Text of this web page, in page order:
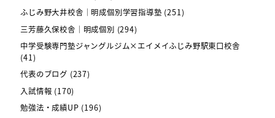
ふじみ野大井校舎｜明成個別学習指導塾 (251)
三芳藤久保校舎｜明成個別 (294)
中学受験専門塾ジャングルジム×エイメイふじみ野駅東口校舎
(41)
代表のブログ (237)
入試情報 (170)
勉強法・成績UP (196)